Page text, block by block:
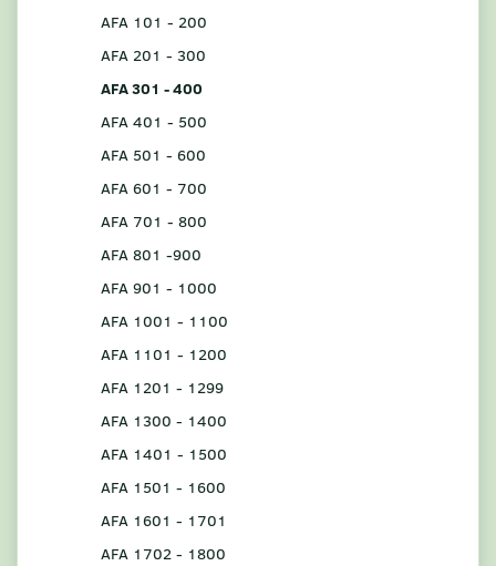
AFA 101 - 200
AFA 201 - 300
AFA 301 - 400
AFA 401 - 500
AFA 501 - 600
AFA 601 - 700
AFA 701 - 800
AFA 801 -900
AFA 901 - 1000
AFA 1001 - 1100
AFA 1101 - 1200
AFA 1201 - 1299
AFA 1300 - 1400
AFA 1401 - 1500
AFA 1501 - 1600
AFA 1601 - 1701
AFA 1702 - 1800